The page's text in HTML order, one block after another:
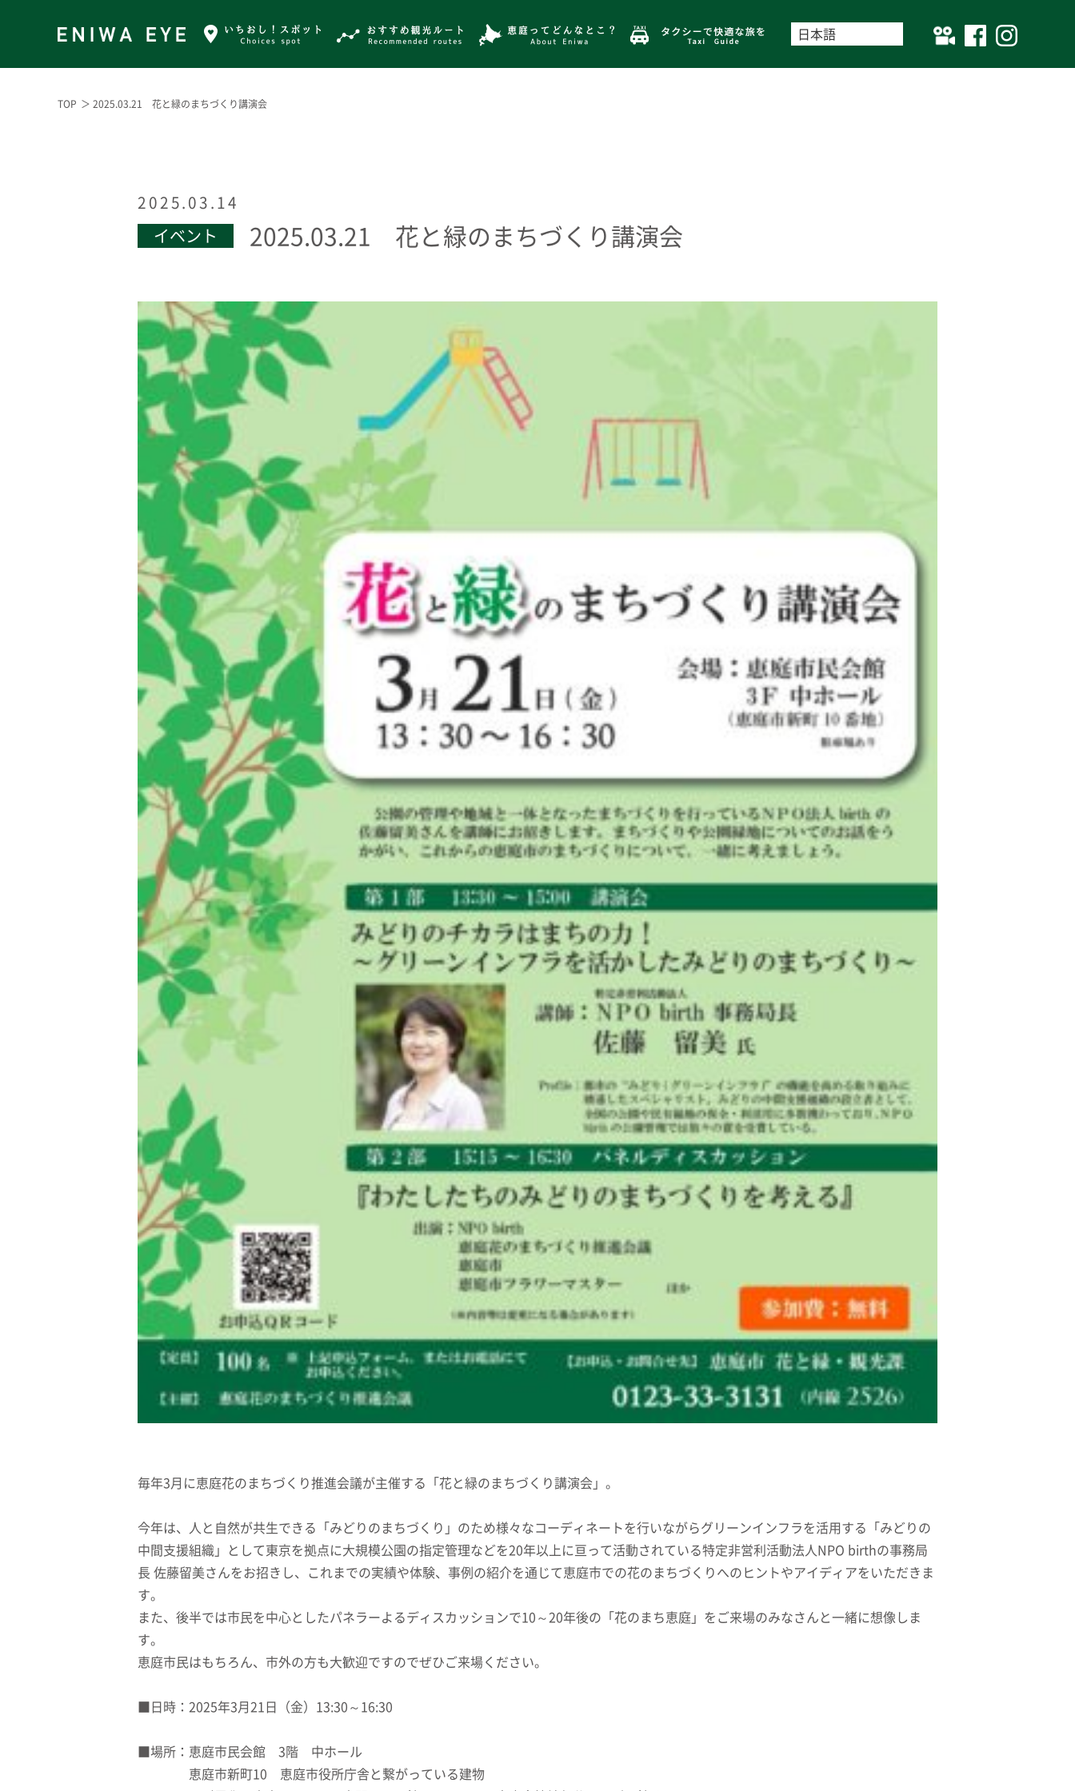
TOP ＞ 2025.03.21 花と緑のまちづくり講演会
2025.03.14
イベント 2025.03.21 花と緑のまちづくり講演会
毎年3月に恵庭花のまちづくり推進会議が主催する「花と緑のまちづくり講演会」。
今年は、人と自然が共生できる「みどりのまちづくり」のため様々なコーディネートを行いながらグリーンインフラを活用する「みどりの
中間支援組織」として東京を拠点に大規模公園の指定管理などを20年以上に亘って活動されている特定非営利活動法人NPO birthの事務局
長 佐藤留美さんをお招きし、これまでの実績や体験、事例の紹介を通じて恵庭市での花のまちづくりへのヒントやアイディアをいただきま
す。
また、後半では市民を中心としたパネラーよるディスカッションで10～20年後の「花のまち恵庭」をご来場のみなさんと一緒に想像しま
す。
恵庭市民はもちろん、市外の方も大歓迎ですのでぜひご来場ください。
■日時：2025年3月21日（金）13:30～16:30
■場所：恵庭市民会館 3階 中ホール
恵庭市新町10 恵庭市役所庁舎と繋がっている建物